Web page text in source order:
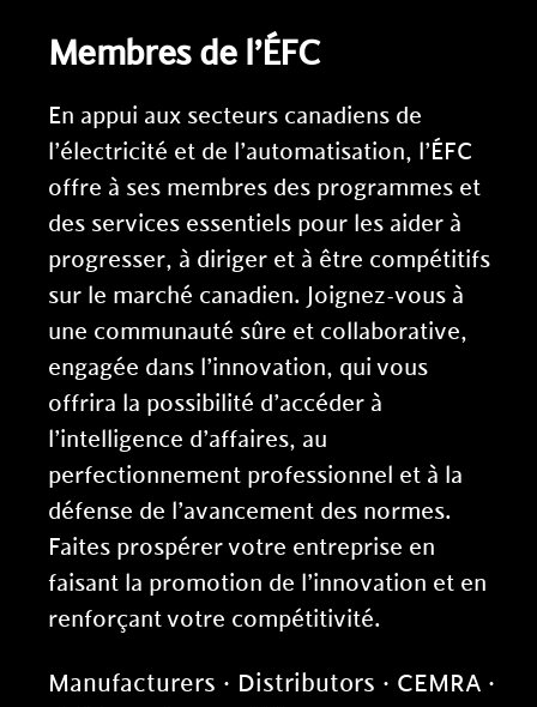
Membres de l’ÉFC
En appui aux secteurs canadiens de
l’électricité et de l’automatisation, l’ÉFC
offre à ses membres des programmes et
des services essentiels pour les aider à
progresser, à diriger et à être compétitifs
sur le marché canadien. Joignez-vous à
une communauté sûre et collaborative,
engagée dans l’innovation, qui vous
offrira la possibilité d’accéder à
l’intelligence d’affaires, au
perfectionnement professionnel et à la
défense de l’avancement des normes.
Faites prospérer votre entreprise en
faisant la promotion de l’innovation et en
renforçant votre compétitivité.
Manufacturers · Distributors · CEMRA ·